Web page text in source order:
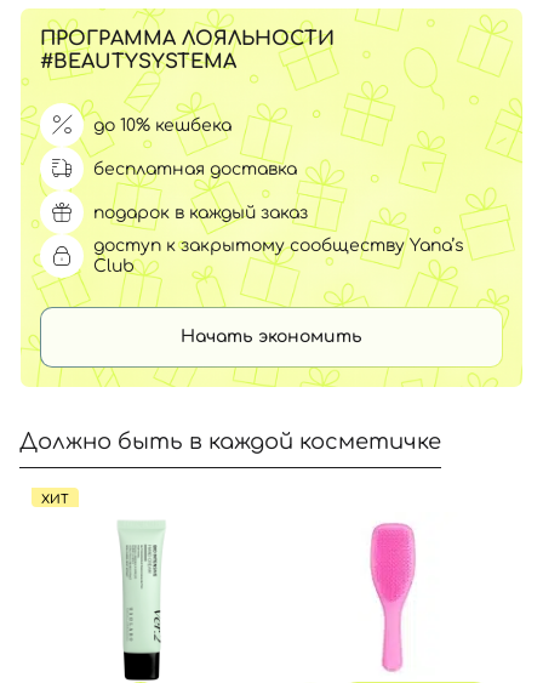
ПРОГРАММА ЛОЯЛЬНОСТИ
#BEAUTYSYSTEMA
до 10% кешбека
бесплатная доставка
подарок в каждый заказ
доступ к закрытому сообществу Yana’s
Club
Начать экономить
Должно быть в каждой косметичке
ХИТ